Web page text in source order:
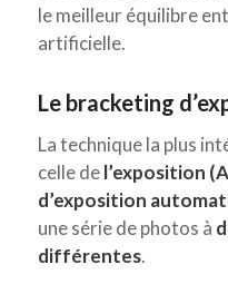
le meilleur équilibre
artificielle.
Le bracketing
La technique la plus
celle del’exposition
d’exposition
une série de photos à
différentes.